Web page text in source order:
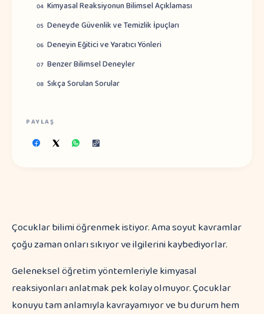
04 Kimyasal Reaksiyonun Bilimsel Açıklaması
05 Deneyde Güvenlik ve Temizlik İpuçları
06 Deneyin Eğitici ve Yaratıcı Yönleri
07 Benzer Bilimsel Deneyler
08 Sıkça Sorulan Sorular
PAYLAŞ
Çocuklar bilimi öğrenmek istiyor. Ama soyut kavramlar
çoğu zaman onları sıkıyor ve ilgilerini kaybediyorlar.
Geleneksel öğretim yöntemleriyle kimyasal
reaksiyonları anlatmak pek kolay olmuyor. Çocuklar
konuyu tam anlamıyla kavrayamıyor ve bu durum hem